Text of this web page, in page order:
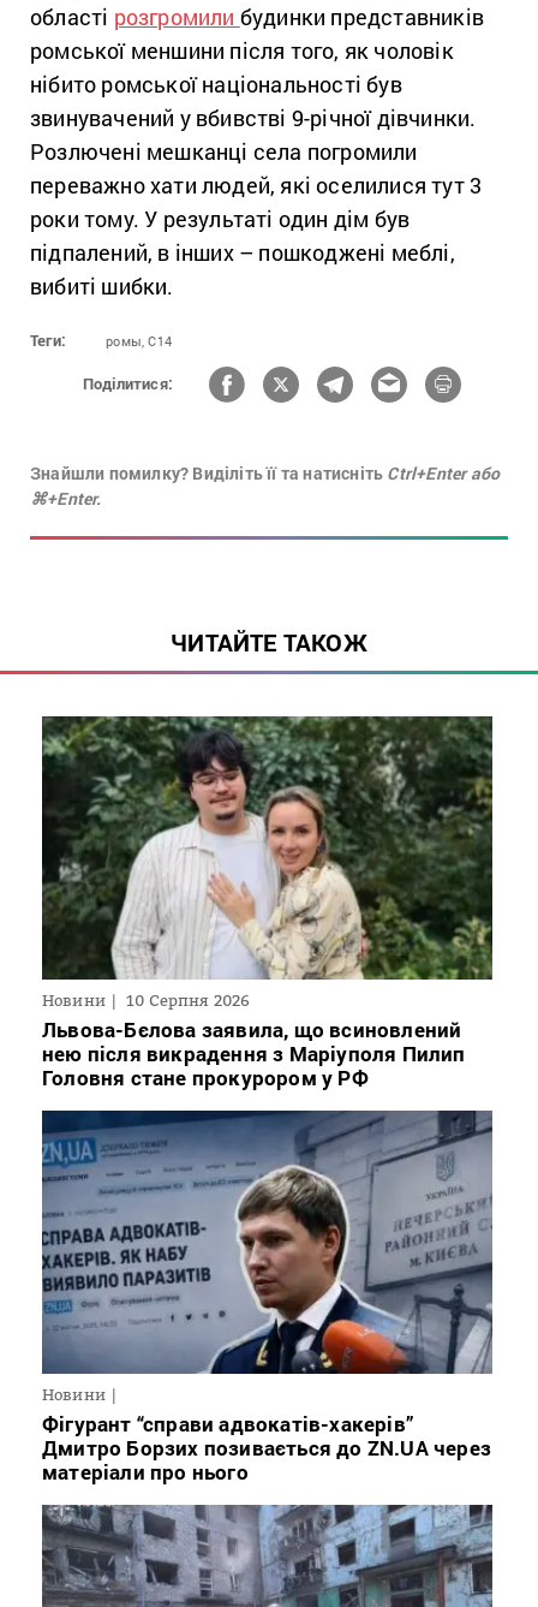
області розгромили будинки представників
ромської меншини після того, як чоловік
нібито ромської національності був
звинувачений у вбивстві 9-річної дівчинки.
Розлючені мешканці села погромили
переважно хати людей, які оселилися тут 3
роки тому. У результаті один дім був
підпалений, в інших – пошкоджені меблі,
вибиті шибки.
Теги: ромы, С14
Поділитися:
Знайшли помилку? Виділіть її та натисніть Ctrl+Enter або
⌘+Enter.
ЧИТАЙТЕ ТАКОЖ
Новини 10 Серпня 2026
Львова-Бєлова заявила, що всиновлений
нею після викрадення з Маріуполя Пилип
Головня стане прокурором у РФ
Новини
Фігурант “справи адвокатів-хакерів”
Дмитро Борзих позивається до ZN.UA через
матеріали про нього